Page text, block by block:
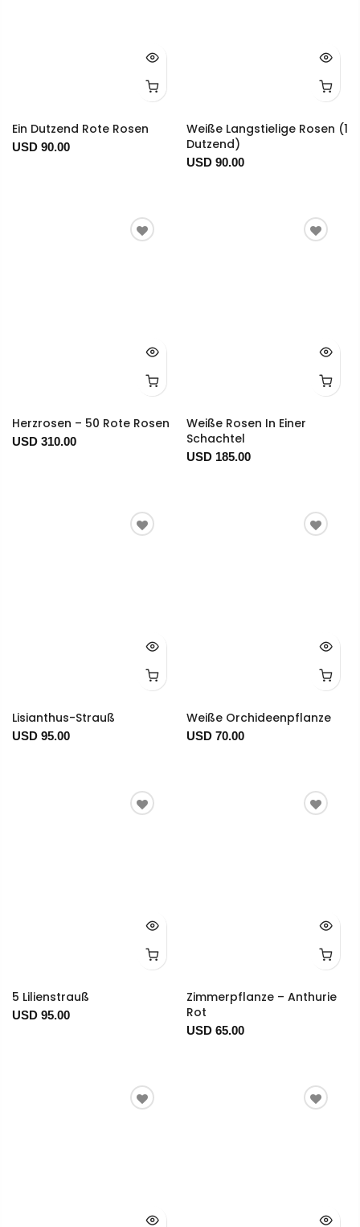
Ein Dutzend Rote Rosen
USD 90.00
Weiße Langstielige Rosen (1
Dutzend)
USD 90.00
Herzrosen – 50 Rote Rosen
USD 310.00
Weiße Rosen In Einer
Schachtel
USD 185.00
Lisianthus-Strauß
USD 95.00
Weiße Orchideenpflanze
USD 70.00
5 Lilienstrauß
USD 95.00
Zimmerpflanze – Anthurie
Rot
USD 65.00